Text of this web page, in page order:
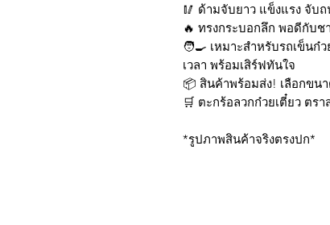
🥢 ด้ามจับยาว แข็งแรง จับ
🔥 ทรงกระบอกลึก พอดีกับช
🧑‍🍳 เหมาะสำหรับรถเข็นก๋
เวลา พร้อมเสิร์ฟทันใจ
📦 สินค้าพร้อมส่ง! เลือกขน
🛒 ตะกร้อลวกก๋วยเตี๋ยว ตร
*รูปภาพสินค้าจริงตรงปก*